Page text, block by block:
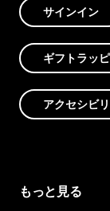
サインイン
ギフトラッ
アクセシビ
もっと見る